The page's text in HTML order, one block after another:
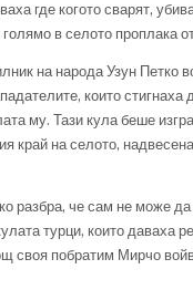
где когото сварят,
в селото проплака
на народа Узун Петко
които
му. Тази кула беше
край на селото,
разбра, че сам не може
турци, които даваха
своя побратим Мирчо